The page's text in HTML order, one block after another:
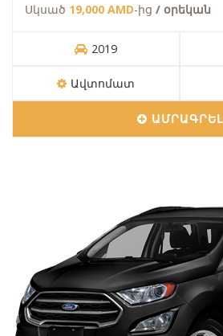
Սկսած 19,000 AMD-ից / օրեկան
2019
Ավտոմատ
ԱՄՐԱԳՐԵԼ